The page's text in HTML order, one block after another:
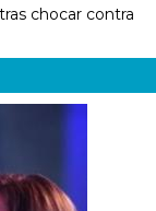
chocar contra